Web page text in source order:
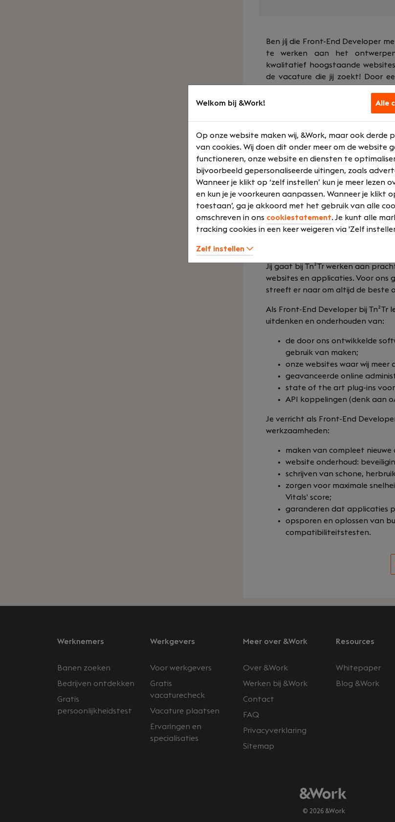
Ben jíj die Front-End Developer
te werken aan het
kwalitatief hoogstaande
de vacature die jij zoekt! Door
zoek naar versterking voor ons
Als Front-End Developer bij
technische implementatie. Je
'voorkant' van onze
vertaalt complexe designs naar
Je maakt nieuwe applicaties en
Tevens zet je grafische
gebaseerde, pagina’s.
Je werkt nauw samen met je
ontwikkelteam om te zorgen dat
ogen, maar ook technisch
Jij gaat bij Tn²Tr werken aan
websites en applicaties. Voor
streeft er naar om altijd de beste
Als Front-End Developer bij Tn²Tr
uitdenken en onderhouden van:
de door ons ontwikkelde
gebruik van maken;
onze websites waar wij meer
geavanceerde online
state of the art plug-ins
API koppelingen (denk aan
Je verricht als Front-End
werkzaamheden:
maken van compleet nieuwe
website onderhoud:
schrijven van schone,
zorgen voor maximale
Vitals' score;
garanderen dat applicaties
opsporen en oplossen van
compatibiliteitstesten.
Werknemers
Banen zoeken
Bedrijven ontdekken
Gratis
persoonlijkheidstest
Werkgevers
Voor werkgevers
Gratis
vacaturecheck
Vacature plaatsen
Ervaringen en
specialisaties
Meer over &Work
Over &Work
Werken bij &Work
Contact
FAQ
Privacyverklaring
Sitemap
Resources
Whitepaper
Blog &Work
© 2026 &Work
Welkom bij &Work! Alle
Op onze website maken wij, &Work, maar ook derde
van cookies. Wij doen dit onder meer om de website
functioneren, onze website en diensten te
bijvoorbeeld gepersonaliseerde uitingen, zoals
Wanneer je klikt op ‘zelf instellen’ kun je meer lezen
en kun je je voorkeuren aanpassen. Wanneer je klikt
toestaan’, ga je akkoord met het gebruik van alle
omschreven in ons cookiestatement. Je kunt alle
tracking cookies in een keer weigeren via 'Zelf
Zelf instellen